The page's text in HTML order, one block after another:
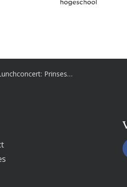
Prinses Christina